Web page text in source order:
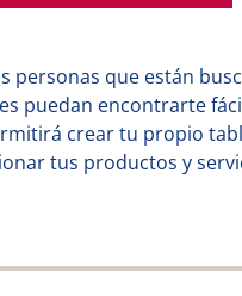
personas que están
puedan encontrarte
crear tu propio
tus productos y